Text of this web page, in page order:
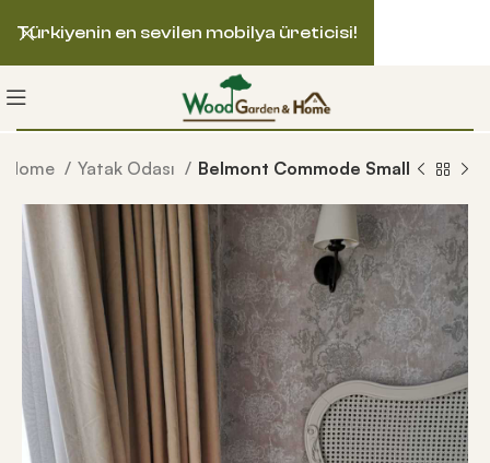
Home Yatak Odası Belmont Commode Small
Türkiyenin en sevilen mobilya üreticisi!